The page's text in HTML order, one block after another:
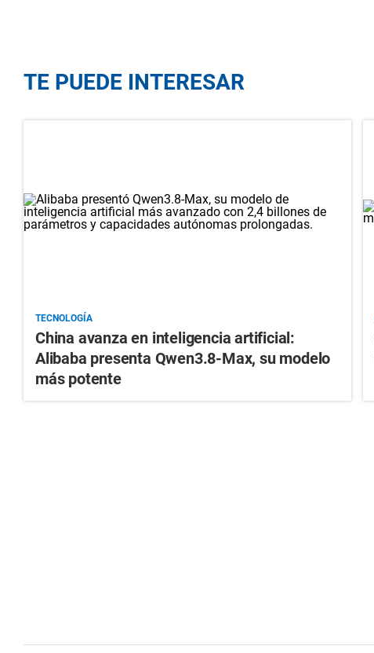
TE PUEDE INTERESAR
TECNOLOGÍA
China avanza en inteligencia artificial:
Alibaba presenta Qwen3.8-Max, su modelo
más potente